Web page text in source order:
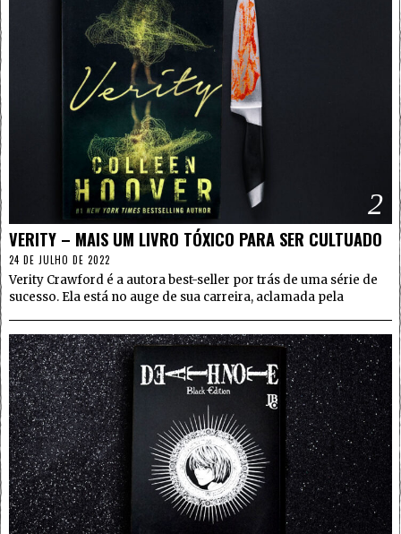
2
VERITY – MAIS UM LIVRO TÓXICO PARA SER CULTUADO
24 DE JULHO DE 2022
Verity Crawford é a autora best-seller por trás de uma série de
sucesso. Ela está no auge de sua carreira, aclamada pela